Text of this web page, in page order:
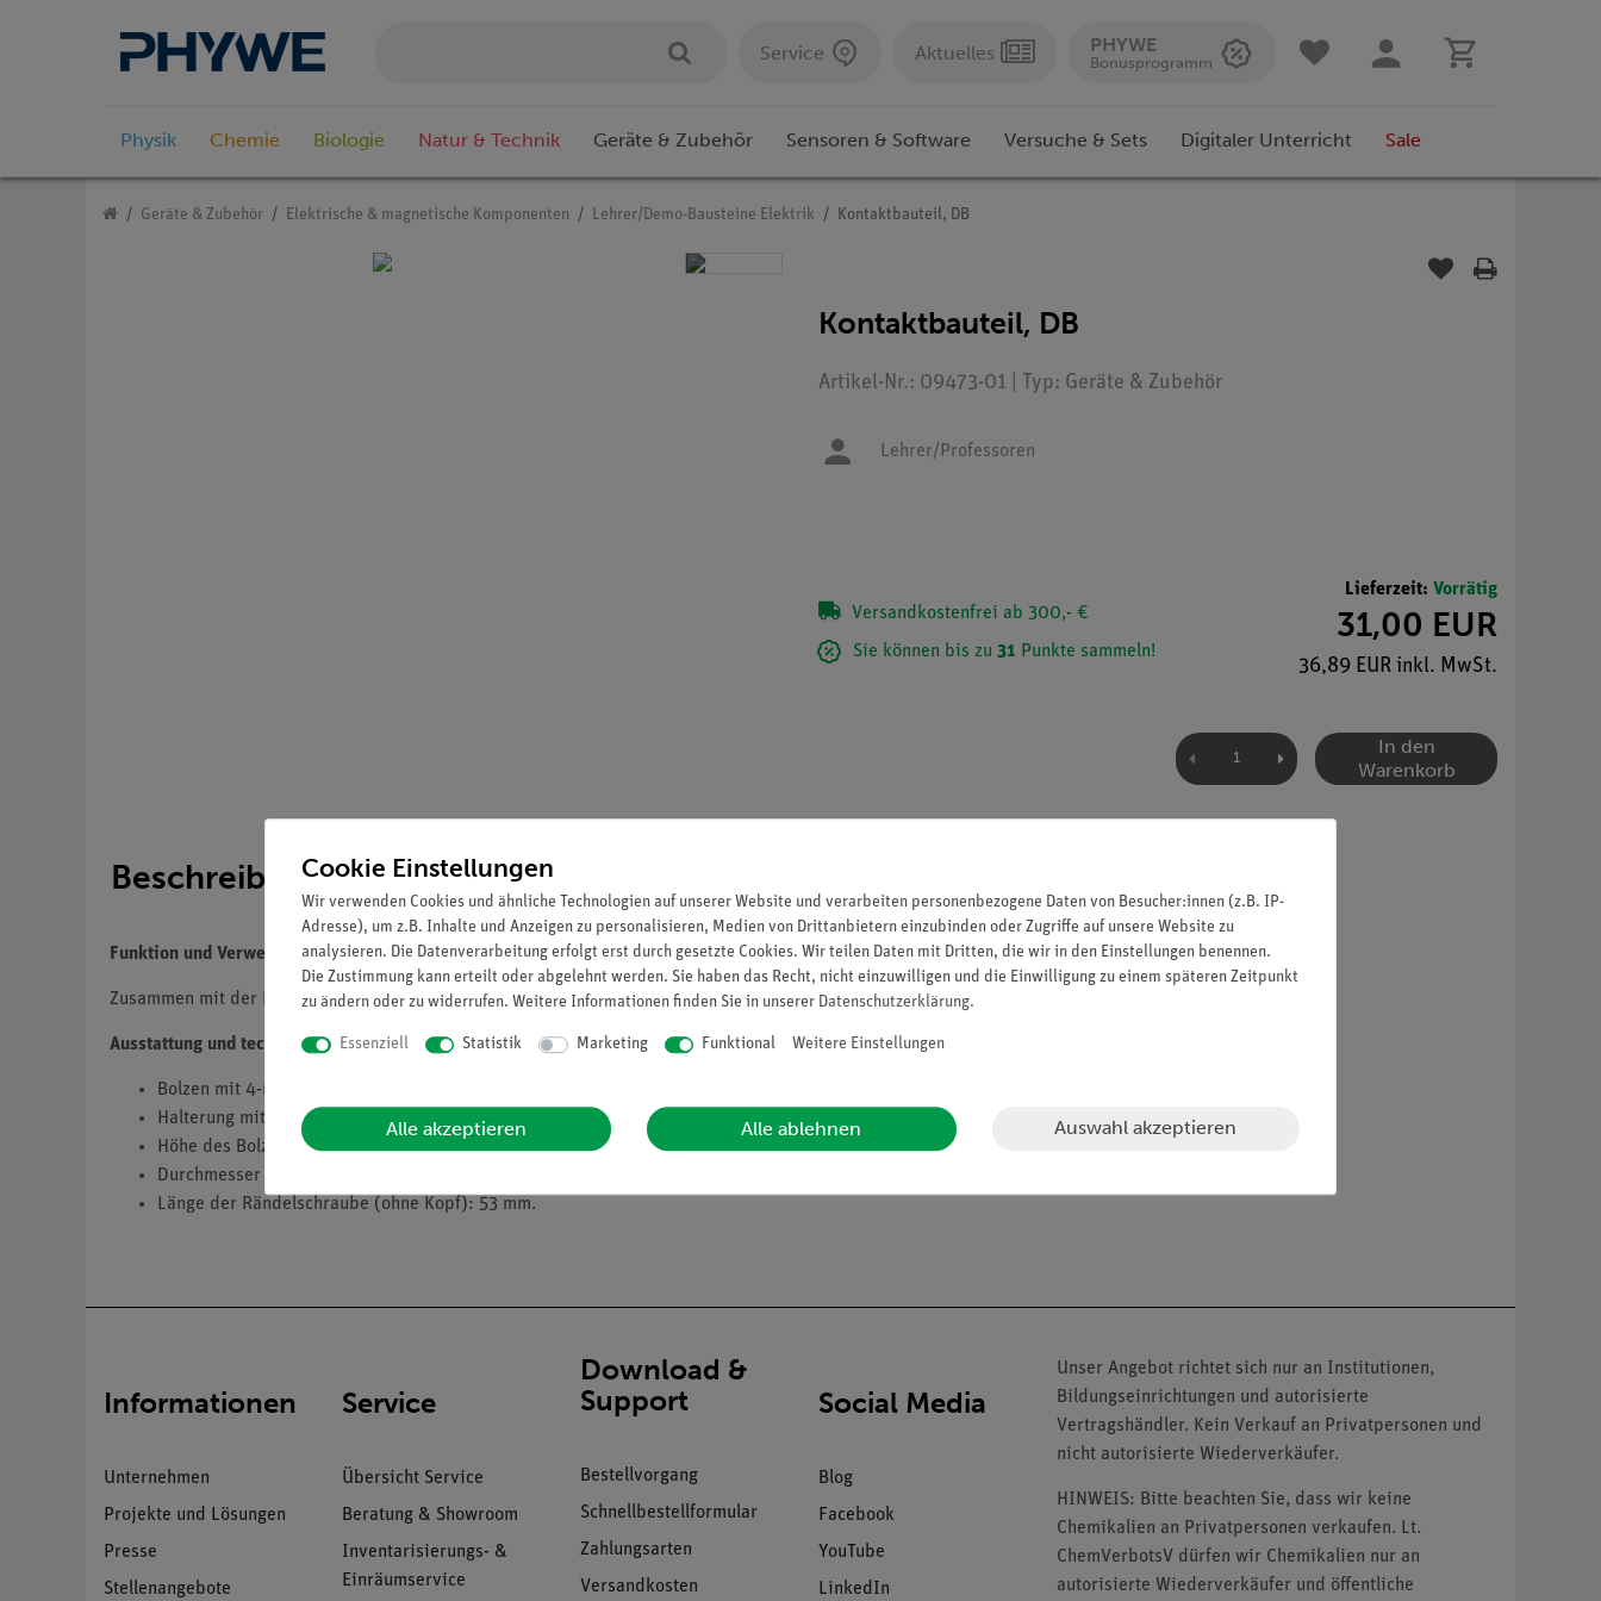
Service Aktuelles PHYWE
Bonusprogramm
Physik Chemie Biologie Natur & Technik Geräte & Zubehör Sensoren & Software Versuche & Sets Digitaler Unterricht Sale
Geräte & Zubehör Elektrische & magnetische Komponenten Lehrer/Demo-Bausteine Elektrik Kontaktbauteil, DB
Kontaktbauteil, DB
Artikel-Nr.: 09473-01 | Typ: Geräte & Zubehör
Lehrer/Professoren
Versandkostenfrei ab 300,- €
Sie können bis zu 31 Punkte sammeln!
Lieferzeit: Vorrätig
31,00 EUR
36,89 EUR inkl. MwSt.
In den
Warenkorb
Beschreibung
Funktion und Verwendung
Zusammen mit der Kontaktfeder mit Anker (09473.00) zum Aufbau eines Klingel- oder Relaismodells.
Ausstattung und technische Daten
Bolzen mit 4-mm-Stecker und langer Rändelschraube.
Halterung mit Hilfe eines Leitungs-Bausteins mit Buchse in der Mitte.
Höhe des Bolzens (ohne Stecker): 32 mm.
Durchmesser des Bolzens: 10 mm.
Länge der Rändelschraube (ohne Kopf): 53 mm.
Informationen
Unternehmen
Projekte und Lösungen
Presse
Stellenangebote
Service
Übersicht Service
Beratung & Showroom
Inventarisierungs- &
Einräumservice
Download &
Support
Bestellvorgang
Schnellbestellformular
Zahlungsarten
Versandkosten
Social Media
Blog
Facebook
YouTube
LinkedIn
Unser Angebot richtet sich nur an Institutionen,
Bildungseinrichtungen und autorisierte
Vertragshändler. Kein Verkauf an Privatpersonen und
nicht autorisierte Wiederverkäufer.
HINWEIS: Bitte beachten Sie, dass wir keine
Chemikalien an Privatpersonen verkaufen. Lt.
ChemVerbotsV dürfen wir Chemikalien nur an
autorisierte Wiederverkäufer und öffentliche
Cookie Einstellungen
Wir verwenden Cookies und ähnliche Technologien auf unserer Website und verarbeiten personenbezogene Daten von Besucher:innen (z.B. IP-
Adresse), um z.B. Inhalte und Anzeigen zu personalisieren, Medien von Drittanbietern einzubinden oder Zugriffe auf unsere Website zu
analysieren. Die Datenverarbeitung erfolgt erst durch gesetzte Cookies. Wir teilen Daten mit Dritten, die wir in den Einstellungen benennen.
Die Zustimmung kann erteilt oder abgelehnt werden. Sie haben das Recht, nicht einzuwilligen und die Einwilligung zu einem späteren Zeitpunkt
zu ändern oder zu widerrufen. Weitere Informationen finden Sie in unserer Daten­schutz­erklärung.
Essenziell Statistik Marketing Funktional Weitere Einstellungen
Alle akzeptieren Alle ablehnen Auswahl akzeptieren